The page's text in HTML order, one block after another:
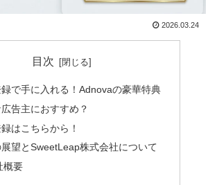
2026.03.24
目次
で手に入れる！Adnovaの豪華特典
告主におすすめ？
はこちらから！
望とSweetLeap株式会社について
概要